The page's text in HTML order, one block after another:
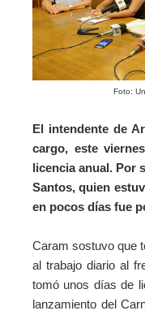
Foto:
El intendente de
cargo, este
licencia anual. Por
Santos, quien
en pocos días fue
Caram sostuvo que
al trabajo diario al
tomó unos días de
lanzamiento del